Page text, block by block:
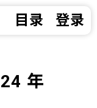
目录 登录
年